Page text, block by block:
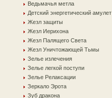
Ведьмачья метла
Детский энергетический амулет
Жезл защиты
Жезл Иерихона
Жезл Палящего Света
Жезл Уничтожающей Тьмы
Зелье излечения
Зелье легкой поступи
Зелье Релаксации
Зеркало Эрота
Зуб дракона